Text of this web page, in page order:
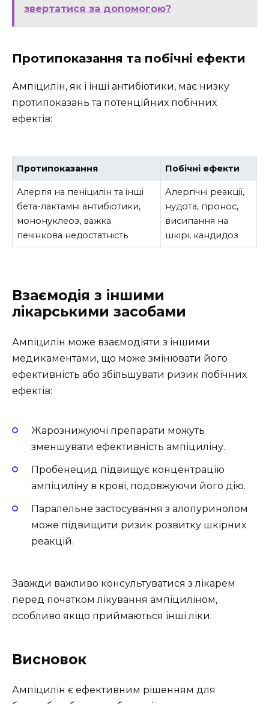
звертатися за допомогою?
Протипоказання та побічні ефекти
Ампіцилін, як і інші антибіотики, має низку
протипоказань та потенційних побічних
ефектів:
Протипоказання Побічні ефекти
Алергія на пеніцилін та інші
бета-лактамні антибіотики,
мононуклеоз, важка
печінкова недостатність
Алергічні реакції,
нудота, пронос,
висипання на
шкірі, кандидоз
Взаємодія з іншими
лікарськими засобами
Ампіцилін може взаємодіяти з іншими
медикаментами, що може змінювати його
ефективність або збільшувати ризик побічних
ефектів:
Жарознижуючі препарати можуть
зменшувати ефективність ампіциліну.
Пробенецид підвищує концентрацію
ампіциліну в крові, подовжуючи його дію.
Паралельне застосування з алопуринолом
може підвищити ризик розвитку шкірних
реакцій.
Завжди важливо консультуватися з лікарем
перед початком лікування ампіциліном,
особливо якщо приймаються інші ліки.
Висновок
Ампіцилін є ефективним рішенням для